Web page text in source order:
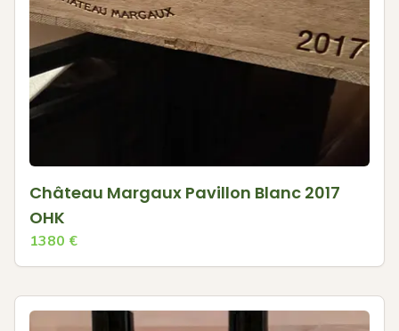
Château Margaux Pavillon Blanc 2017
OHK
1380 €